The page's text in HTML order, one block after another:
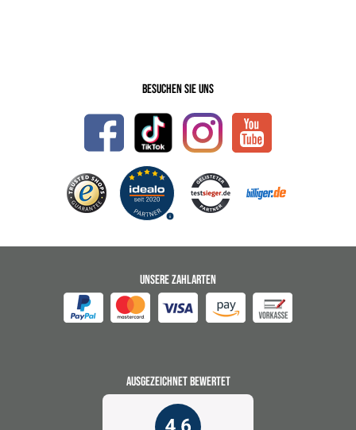
Besuchen Sie uns
UNSERE ZAHLARTEN
AUSGEZEICHNET BEWERTET